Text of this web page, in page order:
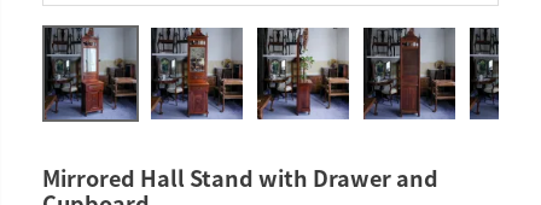
Mirrored Hall Stand with Drawer and